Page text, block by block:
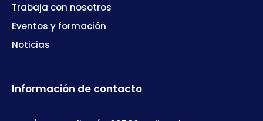
Trabaja con nosotros
Eventos y formación
Noticias
Información de contacto